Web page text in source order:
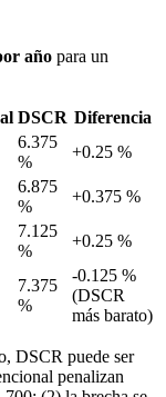
año para un
DSCR Diferencia
6.375
%
+0.25 %
6.875
%
+0.375 %
7.125
%
+0.25 %
7.375
%
-0.125 %
(DSCR
más barato)
DSCR puede ser
penalizan